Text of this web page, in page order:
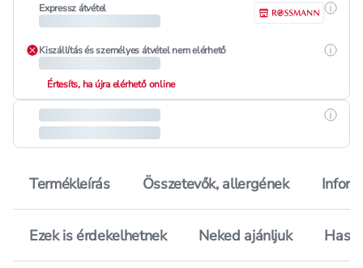
Expressz átvétel
Kiszállítás és személyes átvétel nem elérhető
Értesíts, ha újra elérhető online
Termékleírás Összetevők, allergének
Ezek is érdekelhetnek Neked ajánljuk